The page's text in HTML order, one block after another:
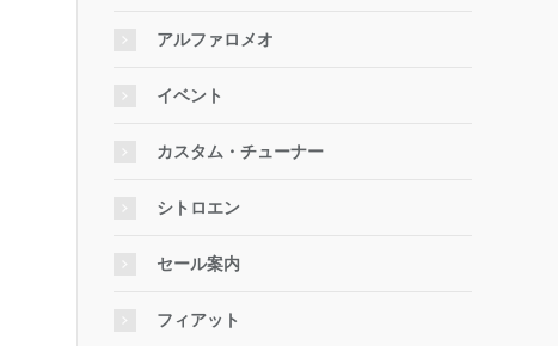
アルファロメオ
イベント
カスタム・チューナー
シトロエン
セール案内
フィアット